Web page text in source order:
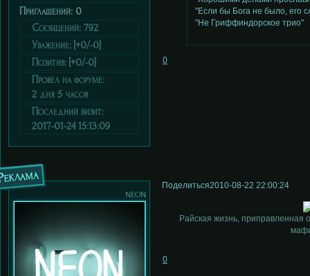
Приглашений: 0
Сообщений: 792
Уважение: [+0/-0]
Позитив: [+0/-0]
Провел на форуме:
2 дня 5 часов
Последний визит:
2017-01-24 15:13:09
"Если бы Бога не было, его
"Не Гриффиндорское трио"
0
Поделиться2010-08-22 22:00:24
neon
Райская жизнь,
0